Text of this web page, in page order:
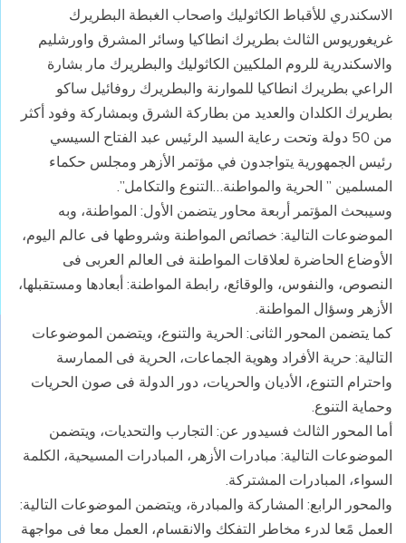
الاسكندري للأقباط الكاثوليك واصحاب الغبطة البطريرك
غريغوريوس الثالث بطريرك انطاكيا وسائر المشرق واورشليم
والاسكندرية للروم الملكيين الكاثوليك والبطريرك مار بشارة
الراعي بطريرك انطاكيا للموارنة والبطريرك روفائيل ساكو
بطريرك الكلدان والعديد من بطاركة الشرق وبمشاركة وفود أكثر
من 50 دولة وتحت رعاية السيد الرئيس عبد الفتاح السيسي
رئيس الجمهورية يتواجدون في مؤتمر الأزهر ومجلس حكماء
المسلمين ” الحرية والمواطنة…التنوع والتكامل”.
وسيبحث المؤتمر أربعة محاور يتضمن الأول: المواطنة، وبه
الموضوعات التالية: خصائص المواطنة وشروطها فى عالم اليوم،
الأوضاع الحاضرة لعلاقات المواطنة فى العالم العربى فى
النصوص، والنفوس، والوقائع، رابطة المواطنة: أبعادها ومستقبلها،
الأزهر وسؤال المواطنة.
كما يتضمن المحور الثانى: الحرية والتنوع، ويتضمن الموضوعات
التالية: حرية الأفراد وهوية الجماعات، الحرية فى الممارسة
واحترام التنوع، الأديان والحريات، دور الدولة فى صون الحريات
وحماية التنوع.
أما المحور الثالث فسيدور عن: التجارب والتحديات، ويتضمن
الموضوعات التالية: مبادرات الأزهر، المبادرات المسيحية، الكلمة
السواء، المبادرات المشتركة.
والمحور الرابع: المشاركة والمبادرة، ويتضمن الموضوعات التالية:
العمل مًعا لدرء مخاطر التفكك والانقسام، العمل معا فى مواجهة